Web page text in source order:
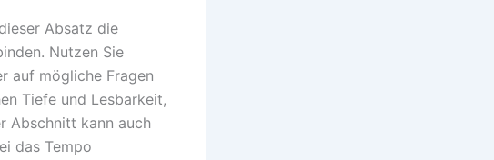
Absatz die
Nutzen Sie
auf mögliche Fragen
Tiefe und Lesbarkeit,
Abschnitt kann auch
das Tempo